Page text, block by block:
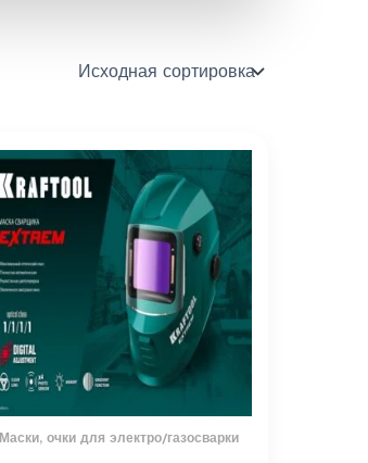
Маски, очки для электро/газосварки